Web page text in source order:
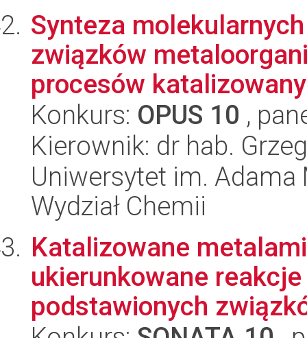
Synteza
związków
procesów
Konkurs: OPUS 10 ,
Kierownik: dr hab.
Uniwersytet im.
Wydział Chemii
Katalizowane
ukierunkowane
podstawionych